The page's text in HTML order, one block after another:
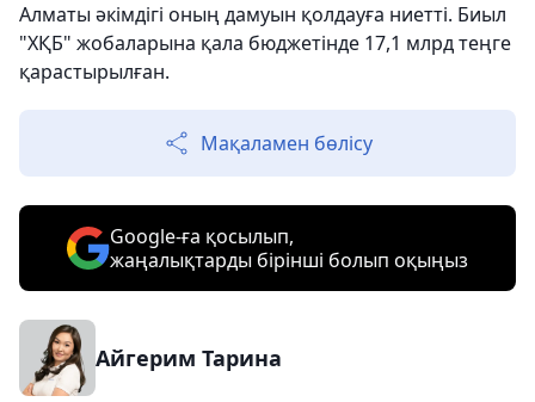
Алматы әкімдігі оның дамуын қолдауға ниетті. Биыл
"ХҚБ" жобаларына қала бюджетінде 17,1 млрд теңге
қарастырылған.
Мақаламен бөлісу
Google-ға қосылып,
жаңалықтарды бірінші болып оқыңыз
Айгерим Тарина